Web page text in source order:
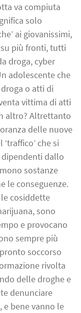
va compiuta
solo
ai giovanissimi,
più fronti, tutti
droga, cyber
adolescente che
o atti di
vittima di atti
altro? Altrettanto
delle nuove
che si
dallo
sostanze
le conseguenze.
cosiddette
sono
e provocano
sempre più
soccorso
rivolta
delle droghe e
denunciare
e bene vanno le